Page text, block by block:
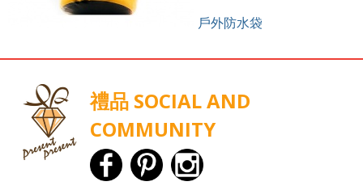
戶外防水袋
禮品 SOCIAL AND
COMMUNITY